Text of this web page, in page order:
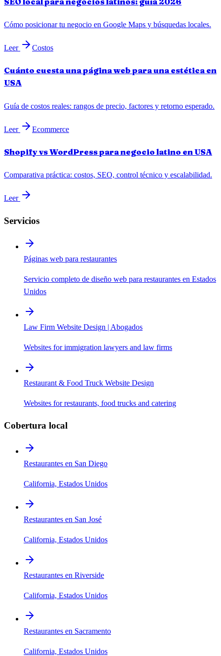
Cómo posicionar tu negocio en Google Maps y búsquedas locales.
Leer Costos
Cuánto cuesta una página web para una estética en
USA
Guía de costos reales: rangos de precio, factores y retorno esperado.
Leer Ecommerce
Shopify vs WordPress para negocio latino en USA
Comparativa práctica: costos, SEO, control técnico y escalabilidad.
Leer
Servicios
Páginas web para restaurantes
Servicio completo de diseño web para restaurantes en Estados
Unidos
Law Firm Website Design | Abogados
Websites for immigration lawyers and law firms
Restaurant & Food Truck Website Design
Websites for restaurants, food trucks and catering
Cobertura local
Restaurantes en San Diego
California, Estados Unidos
Restaurantes en San José
California, Estados Unidos
Restaurantes en Riverside
California, Estados Unidos
Restaurantes en Sacramento
California, Estados Unidos